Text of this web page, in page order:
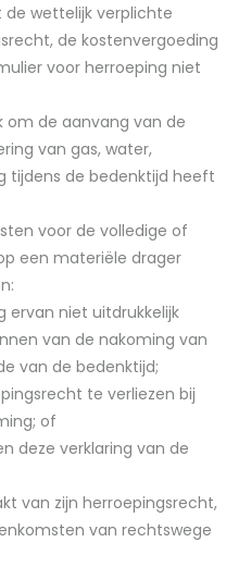
wettelijk verplichte
de kostenvergoeding
voor herroeping niet
om de aanvang van de
van gas, water,
tijdens de bedenktijd heeft
voor de volledige of
een materiële drager
ervan niet uitdrukkelijk
van de nakoming van
van de bedenktijd;
te verliezen bij
of
deze verklaring van de
van zijn herroepingsrecht,
van rechtswege